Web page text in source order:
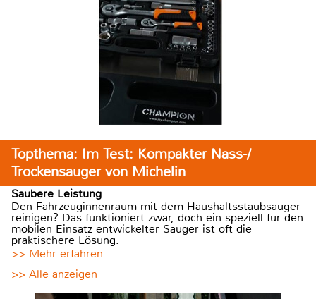
Topthema: Im Test: Kompakter Nass-/
Trockensauger von Michelin
Saubere Leistung
Den Fahrzeuginnenraum mit dem Haushaltsstaubsauger
reinigen? Das funktioniert zwar, doch ein speziell für den
mobilen Einsatz entwickelter Sauger ist oft die
praktischere Lösung.
>> Mehr erfahren
>> Alle anzeigen